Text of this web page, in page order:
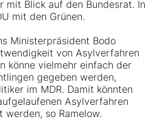
mit Blick auf den Bundesrat. In
mit den Grünen.
Ministerpräsident Bodo
von Asylverfahren
könne vielmehr einfach der
gegeben werden,
im MDR. Damit könnten
Asylverfahren
so Ramelow.